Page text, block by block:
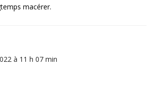
macérer.
à 11 h 07 min